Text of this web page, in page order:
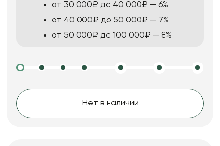
от 30 000₽ до 40 000₽ — 6%
от 40 000₽ до 50 000₽ — 7%
от 50 000₽ до 100 000₽ — 8%
Нет в наличии